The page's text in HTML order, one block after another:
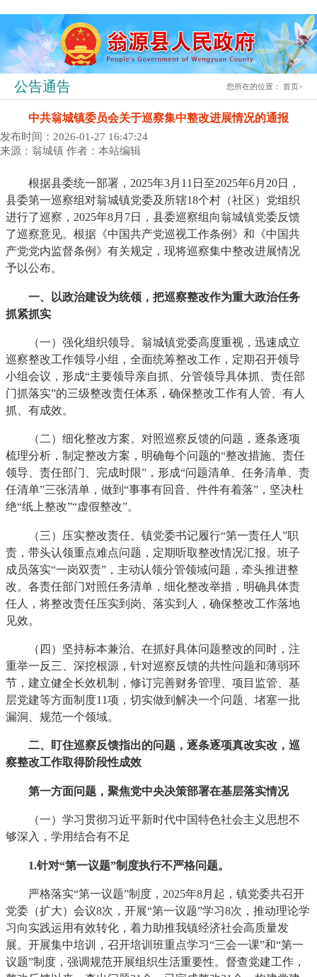
公告通告 您所在的位置：首页>
中共翁城镇委员会关于巡察集中整改进展情况的通报
发布时间：2026-01-27 16:47:24
来源：翁城镇 作者：本站编辑
根据县委统一部署，2025年3月11日至2025年6月20日，
县委第一巡察组对翁城镇党委及所辖18个村（社区）党组织
进行了巡察，2025年8月7日，县委巡察组向翁城镇党委反馈
了巡察意见。根据《中国共产党巡视工作条例》和《中国共
产党党内监督条例》有关规定，现将巡察集中整改进展情况
予以公布。
一、以政治建设为统领，把巡察整改作为重大政治任务
抓紧抓实
（一）强化组织领导。翁城镇党委高度重视，迅速成立
巡察整改工作领导小组，全面统筹整改工作，定期召开领导
小组会议，形成“主要领导亲自抓、分管领导具体抓、责任部
门抓落实”的三级整改责任体系，确保整改工作有人管、有人
抓、有成效。
（二）细化整改方案。对照巡察反馈的问题，逐条逐项
梳理分析，制定整改方案，明确每个问题的“整改措施、责任
领导、责任部门、完成时限”，形成“问题清单、任务清单、责
任清单”三张清单，做到“事事有回音、件件有着落”，坚决杜
绝“纸上整改”“虚假整改”。
（三）压实整改责任。镇党委书记履行“第一责任人”职
责，带头认领重点难点问题，定期听取整改情况汇报。班子
成员落实“一岗双责”，主动认领分管领域问题，牵头推进整
改。各责任部门对照任务清单，细化整改举措，明确具体责
任人，将整改责任压实到岗、落实到人，确保整改工作落地
见效。
（四）坚持标本兼治。在抓好具体问题整改的同时，注
重举一反三、深挖根源，针对巡察反馈的共性问题和薄弱环
节，建立健全长效机制，修订完善财务管理、项目监管、基
层党建等方面制度11项，切实做到解决一个问题、堵塞一批
漏洞、规范一个领域。
二、盯住巡察反馈指出的问题，逐条逐项真改实改，巡
察整改工作取得阶段性成效
第一方面问题，聚焦党中央决策部署在基层落实情况
（一）学习贯彻习近平新时代中国特色社会主义思想不
够深入，学用结合有不足
1.针对“第一议题”制度执行不严格问题。
严格落实“第一议题”制度，2025年8月起，镇党委共召开
党委（扩大）会议8次，开展“第一议题”学习8次，推动理论学
习向实践运用有效转化，着力助推我镇经济社会高质量发
展。开展集中培训，召开培训班重点学习“三会一课”和“第一
议题”制度，强调规范开展组织生活重要性。督查党建工作，